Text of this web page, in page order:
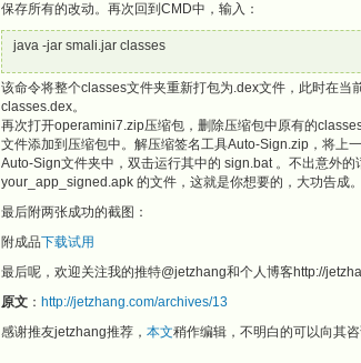
保存所有的改动。再次回到CMD中，输入：
java -jar smali.jar classes
该命令将整个classes文件夹重新打包为.dex文件，此时在
classes.dex。
再次打开operamini7.zip压缩包，删除压缩包中原有的
文件添加到压缩包中。解压缩签名工具Auto-Sign.zip，将
Auto-Sign文件夹中，双击运行其中的 sign.bat 。不出意外
your_app_signed.apk 的文件，这就是你想要的，大功告成。
最后附两张成功的截图：
附成品下载试用
最后呢，欢迎关注我的推特@jetzhang和个人博客http://
原文 ： http://jetzhang.com/archives/13
感谢推友jetzhang推荐， 本文稍作编辑，不明白的可以向其咨